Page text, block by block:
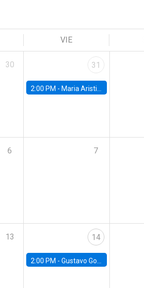
VIE
30 31
2:00 PM - Maria Aristizabal-Ramirez, FED Board
6 7
13 14
2:00 PM - Gustavo González - Banco Central de Chile